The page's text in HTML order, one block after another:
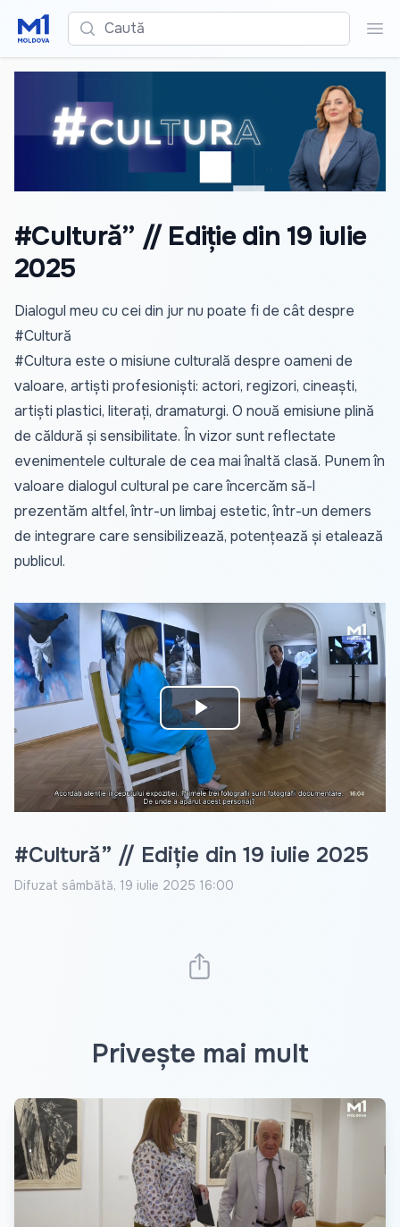
Caută
#Cultură” // Ediție din 19 iulie
2025
Dialogul meu cu cei din jur nu poate fi de cât despre
#Cultură
#Cultura este o misiune culturală despre oameni de
valoare, artiști profesioniști: actori, regizori, cineaști,
artiști plastici, literați, dramaturgi. O nouă emisiune plină
de căldură și sensibilitate. În vizor sunt reflectate
evenimentele culturale de cea mai înaltă clasă. Punem în
valoare dialogul cultural pe care încercăm să-l
prezentăm altfel, într-un limbaj estetic, într-un demers
de integrare care sensibilizează, potențează și etalează
publicul.
Play
Video
#Cultură” // Ediție din 19 iulie 2025
Difuzat sâmbătă, 19 iulie 2025 16:00
Privește mai mult